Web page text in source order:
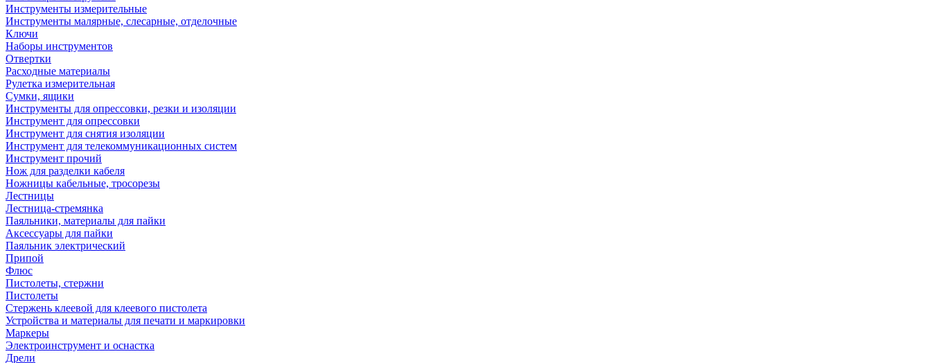
Инструменты измерительные
Инструменты малярные, слесарные, отделочные
Ключи
Наборы инструментов
Отвертки
Расходные материалы
Рулетка измерительная
Сумки, ящики
Инструменты для опрессовки, резки и изоляции
Инструмент для опрессовки
Инструмент для снятия изоляции
Инструмент для телекоммуникационных систем
Инструмент прочий
Нож для разделки кабеля
Ножницы кабельные, тросорезы
Лестницы
Лестница-стремянка
Паяльники, материалы для пайки
Аксессуары для пайки
Паяльник электрический
Припой
Флюс
Пистолеты, стержни
Пистолеты
Стержень клеевой для клеевого пистолета
Устройства и материалы для печати и маркировки
Маркеры
Электроинструмент и оснастка
Дрели